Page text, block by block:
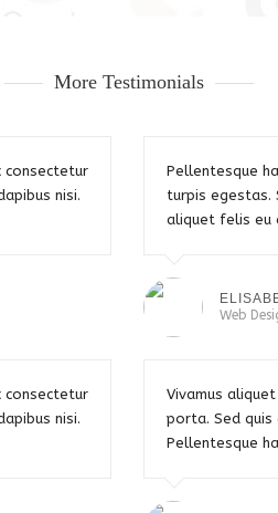
More Testimonials
consectetur
nisi.
Pellentesque
turpis egestas.
aliquet felis eu
Web
consectetur
nisi.
Vivamus
porta. Sed
Pellentesque